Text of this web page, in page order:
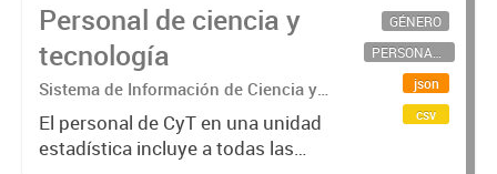
Personal de ciencia y
tecnología
Sistema de Información de Ciencia y
Tecnología Argentino (SICYTAR)
El personal de CyT en una unidad
estadística incluye a todas las
GÉNERO
PERSONAL CIENTÍFICO-TECNOLÓGICO
json
csv